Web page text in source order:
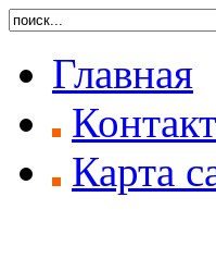
Главная
Карта